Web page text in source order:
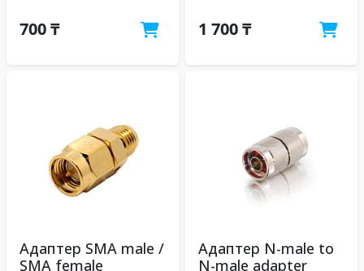
700 ₸ 1 700 ₸
Адаптер SMA male /
SMA female
Адаптер N-male to
N-male adapter